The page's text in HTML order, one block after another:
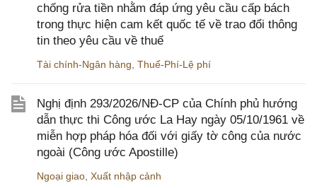
chống rửa tiền nhằm đáp ứng yêu cầu cấp bách
trong thực hiện cam kết quốc tế về trao đổi thông
tin theo yêu cầu về thuế
Tài chính-Ngân hàng, Thuế-Phí-Lệ phí
Nghị định 293/2026/NĐ-CP của Chính phủ hướng
dẫn thực thi Công ước La Hay ngày 05/10/1961 về
miễn hợp pháp hóa đối với giấy tờ công của nước
ngoài (Công ước Apostille)
Ngoại giao, Xuất nhập cảnh